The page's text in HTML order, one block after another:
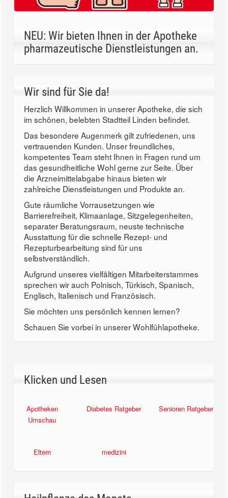
NEU: Wir bieten Ihnen in der Apotheke
pharmazeutische Dienstleistungen an.
Wir sind für Sie da!
Herzlich Willkommen in unserer Apotheke, die sich
im schönen, belebten Stadtteil Linden befindet.
Das besondere Augenmerk gilt zufriedenen, uns
vertrauenden Kunden. Unser freundliches,
kompetentes Team steht Ihnen in Fragen rund um
das gesundheitliche Wohl gerne zur Seite. Über
die Arzneimittelabgabe hinaus bieten wir
zahlreiche Dienstleistungen und Produkte an.
Gute räumliche Vorrausetzungen wie
Barrierefreiheit, Klimaanlage, Sitzgelegenheiten,
separater Beratungsraum, neuste technische
Ausstattung für die schnelle Rezept- und
Rezepturbearbeitung sind für uns
selbstverständlich.
Aufgrund unseres vielfältigen Mitarbeiterstammes
sprechen wir auch Polnisch, Türkisch, Spanisch,
Englisch, Italienisch und Französisch.
Sie möchten uns persönlich kennen lernen?
Schauen Sie vorbei in unserer Wohlfühlapotheke.
Klicken und Lesen
Apotheken
Umschau
Diabetes Ratgeber Senioren Ratgeber
Eltern medizini